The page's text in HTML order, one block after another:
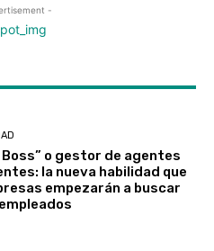
-
Boss” o gestor de agentes
la nueva habilidad que
empezarán a buscar